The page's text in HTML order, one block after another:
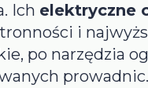
Ich elektryczne
i
po narzędzia